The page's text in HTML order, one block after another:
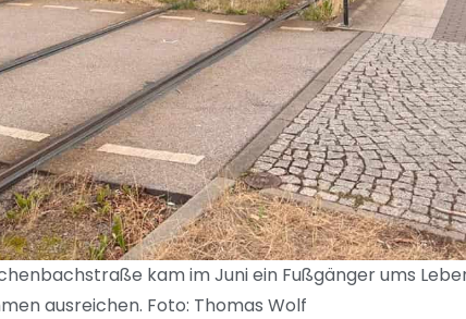
kam im Juni ein Fußgänger ums
ausreichen. Foto: Thomas Wolf